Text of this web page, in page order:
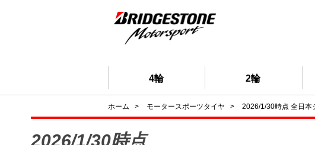
4輪 2輪
ホーム > モータースポーツタイヤ > 2026/1/30時点 全日本
2026/1/30時点